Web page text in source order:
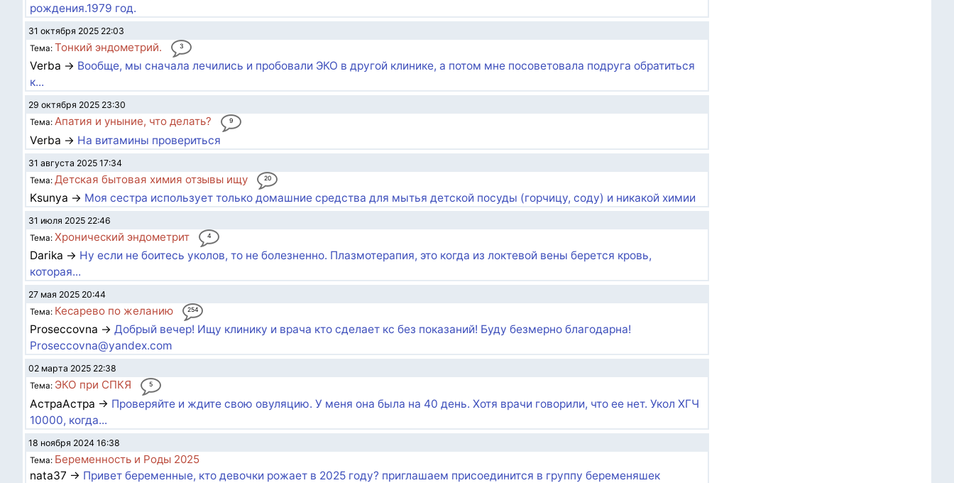
рождения.1979 год.
31 октября 2025 22:03
Тема: Тонкий эндометрий. 3
Verba → Вообще, мы сначала лечились и пробовали ЭКО в другой клинике, а потом мне посоветовала подруга обратиться
к...
29 октября 2025 23:30
Тема: Апатия и уныние, что делать? 9
Verba → На витамины провериться
31 августа 2025 17:34
Тема: Детская бытовая химия отзывы ищу 20
Ksunya → Моя сестра использует только домашние средства для мытья детской посуды (горчицу, соду) и никакой химии
31 июля 2025 22:46
Тема: Хронический эндометрит 4
Darika → Ну если не боитесь уколов, то не болезненно. Плазмотерапия, это когда из локтевой вены берется кровь,
которая...
27 мая 2025 20:44
Тема: Кесарево по желанию 254
Proseccovna → Добрый вечер! Ищу клинику и врача кто сделает кс без показаний! Буду безмерно благодарна!
Proseccovna@yandex.com
02 марта 2025 22:38
Тема: ЭКО при СПКЯ 5
АстраАстра → Проверяйте и ждите свою овуляцию. У меня она была на 40 день. Хотя врачи говорили, что ее нет. Укол ХГЧ
10000, когда...
18 ноября 2024 16:38
Тема: Беременность и Роды 2025
nata37 → Привет беременные, кто девочки рожает в 2025 году? приглашаем присоединится в группу беременяшек